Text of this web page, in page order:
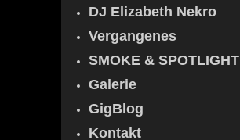
DJ Elizabeth Nekro
Vergangenes
SMOKE & SPOTLIGHT
Galerie
GigBlog
Kontakt